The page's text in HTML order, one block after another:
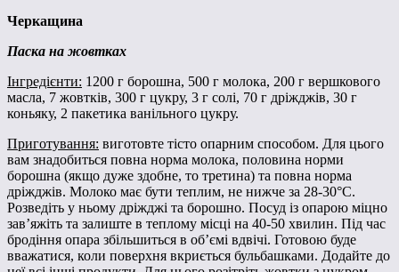
Черкащина
Паска на жовтках
Інгредієнти: 1200 г борошна, 500 г молока, 200 г вершкового
масла, 7 жовтків, 300 г цукру, 3 г солі, 70 г дріжджів, 30 г
коньяку, 2 пакетика ванільного цукру.
Приготування: виготовте тісто опарним способом. Для цього
вам знадобиться повна норма молока, половина норми
борошна (якщо дуже здобне, то третина) та повна норма
дріжджів. Молоко має бути теплим, не нижче за 28-30°С.
Розведіть у ньому дріжджі та борошно. Посуд із опарою міцно
зав’яжіть та залиште в теплому місці на 40-50 хвилин. Під час
бродіння опара збільшиться в об’ємі вдвічі. Готовою буде
вважатися, коли поверхня вкриється бульбашками. Додайте до